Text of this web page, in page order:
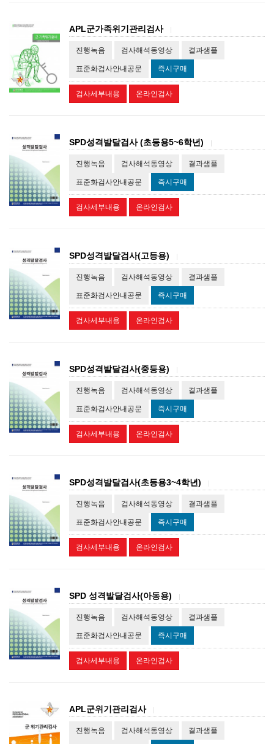
APL군가족위기관리검사
진행녹음 검사해석동영상 결과샘플
표준화검사안내공문 즉시구매
검사세부내용 온라인검사
SPD성격발달검사 (초등용5~6학년)
진행녹음 검사해석동영상 결과샘플
표준화검사안내공문 즉시구매
검사세부내용 온라인검사
SPD성격발달검사(고등용)
진행녹음 검사해석동영상 결과샘플
표준화검사안내공문 즉시구매
검사세부내용 온라인검사
SPD성격발달검사(중등용)
진행녹음 검사해석동영상 결과샘플
표준화검사안내공문 즉시구매
검사세부내용 온라인검사
SPD성격발달검사(초등용3~4학년)
진행녹음 검사해석동영상 결과샘플
표준화검사안내공문 즉시구매
검사세부내용 온라인검사
SPD 성격발달검사(아동용)
진행녹음 검사해석동영상 결과샘플
표준화검사안내공문 즉시구매
검사세부내용 온라인검사
APL군위기관리검사
진행녹음 검사해석동영상 결과샘플